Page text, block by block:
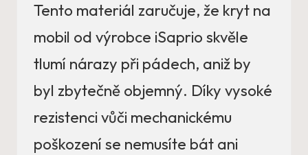
Tento materiál zaručuje, že kryt na
mobil od výrobce iSaprio skvěle
tlumí nárazy při pádech, aniž by
byl zbytečně objemný. Díky vysoké
rezistenci vůči mechanickému
poškození se nemusíte bát ani